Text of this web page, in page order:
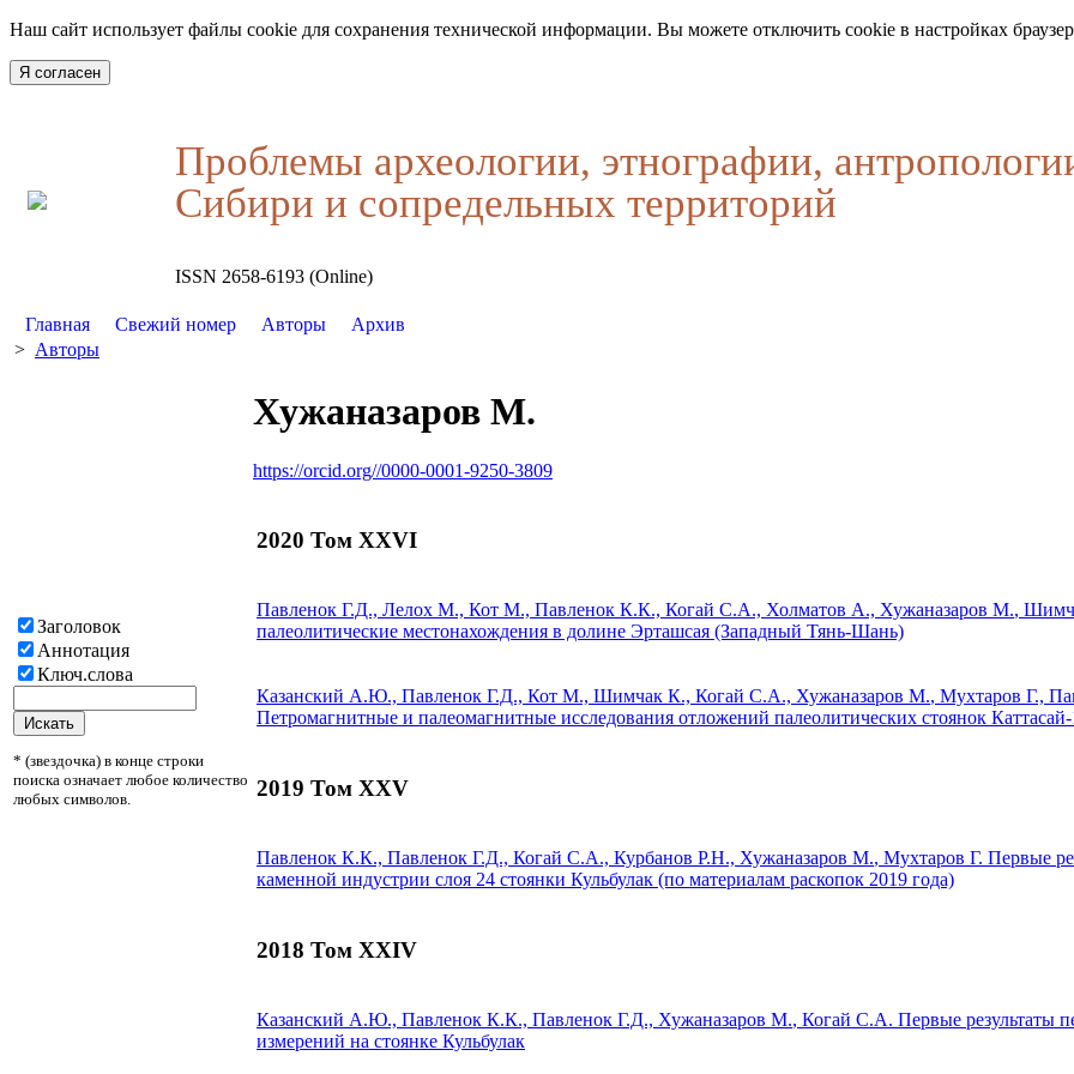
Наш сайт использует файлы cookie для сохранения технической информации. Вы можете отключить cookie в настройках
Я согласен
Проблемы археологии, этнографии,
Сибири и сопредельных территорий
ISSN 2658-6193 (Online)
Главная Свежий номер Авторы
Архив
> Авторы
Заголовок
Аннотация
Ключ.слова
* (звездочка) в конце строки
поиска означает любое количество
любых символов.
Хужаназаров М.
https://orcid.org//0000-0001-9250-3809
2020 Том XXVI
Павленок Г.Д., Лелох М., Кот М., Павленок К.К., Когай С.А., Холматов А., Хужаназаров М.,
палеолитические местонахождения в долине Эрташсая (Западный Тянь-Шань)
Казанский А.Ю., Павленок Г.Д., Кот М., Шимчак К., Когай С.А., Хужаназаров М., Мухтаров Г.,
Петромагнитные и палеомагнитные исследования отложений палеолитических стоянок
2019 Том XXV
Павленок К.К., Павленок Г.Д., Когай С.А., Курбанов Р.Н., Хужаназаров М., Мухтаров Г. Первые
каменной индустрии слоя 24 стоянки Кульбулак (по материалам раскопок 2019 года)
2018 Том XXIV
Казанский А.Ю., Павленок К.К., Павленок Г.Д., Хужаназаров М., Когай С.А. Первые результаты
измерений на стоянке Кульбулак